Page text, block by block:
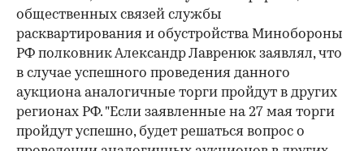
общественных связей службы
расквартирования и обустройства Минобороны
РФ полковник Александр Лавренюк заявлял, что
в случае успешного проведения данного
аукциона аналогичные торги пройдут в других
регионах РФ. "Если заявленные на 27 мая торги
пройдут успешно, будет решаться вопрос о